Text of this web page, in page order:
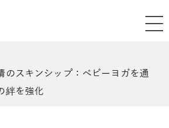
のスキンシップ：ベビーヨガを通
絆を強化